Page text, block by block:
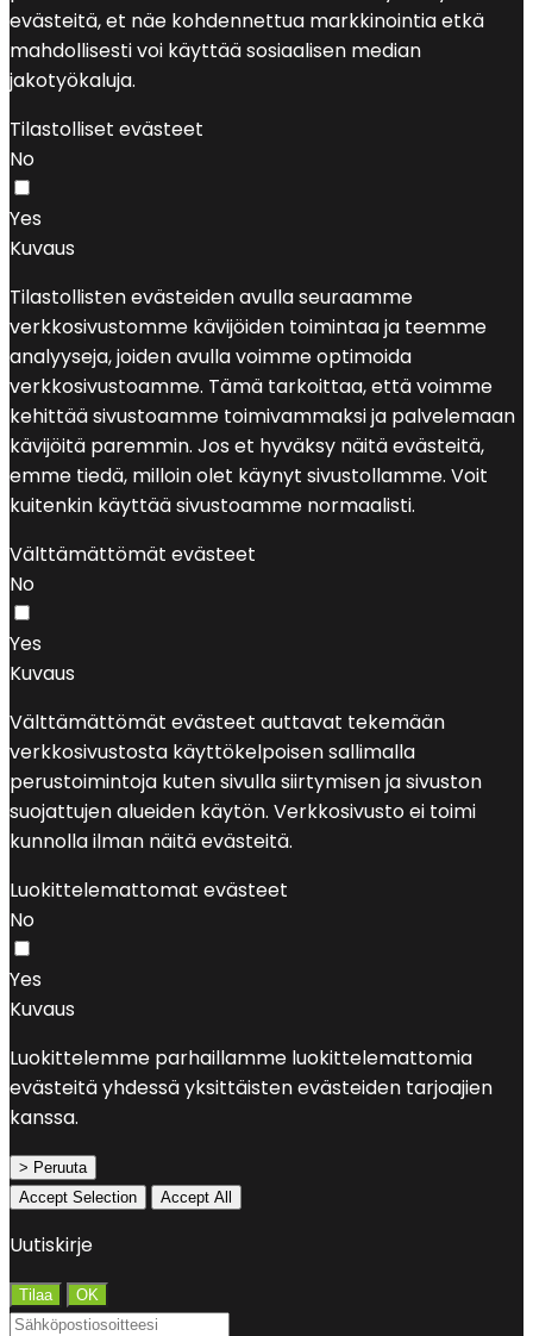
evästeitä, et näe kohdennettua markkinointia etkä
mahdollisesti voi käyttää sosiaalisen median
jakotyökaluja.
Tilastolliset evästeet
No
Yes
Kuvaus
Tilastollisten evästeiden avulla seuraamme
verkkosivustomme kävijöiden toimintaa ja teemme
analyyseja, joiden avulla voimme optimoida
verkkosivustoamme. Tämä tarkoittaa, että voimme
kehittää sivustoamme toimivammaksi ja palvelemaan
kävijöitä paremmin. Jos et hyväksy näitä evästeitä,
emme tiedä, milloin olet käynyt sivustollamme. Voit
kuitenkin käyttää sivustoamme normaalisti.
Välttämättömät evästeet
No
Yes
Kuvaus
Välttämättömät evästeet auttavat tekemään
verkkosivustosta käyttökelpoisen sallimalla
perustoimintoja kuten sivulla siirtymisen ja sivuston
suojattujen alueiden käytön. Verkkosivusto ei toimi
kunnolla ilman näitä evästeitä.
Luokittelemattomat evästeet
No
Yes
Kuvaus
Luokittelemme parhaillamme luokittelemattomia
evästeitä yhdessä yksittäisten evästeiden tarjoajien
kanssa.
> Peruuta
Accept Selection
Accept All
Uutiskirje